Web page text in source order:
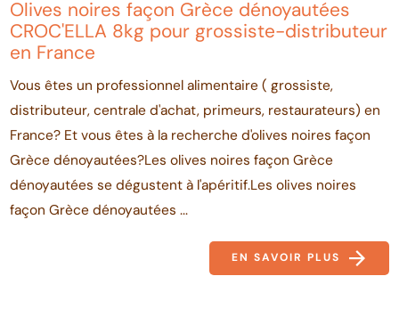
Olives noires façon Grèce dénoyautées
CROC'ELLA 8kg pour grossiste-distributeur
en France
Vous êtes un professionnel alimentaire ( grossiste,
distributeur, centrale d'achat, primeurs, restaurateurs) en
France? Et vous êtes à la recherche d'olives noires façon
Grèce dénoyautées?Les olives noires façon Grèce
dénoyautées se dégustent à l'apéritif.Les olives noires
façon Grèce dénoyautées ...
EN SAVOIR PLUS